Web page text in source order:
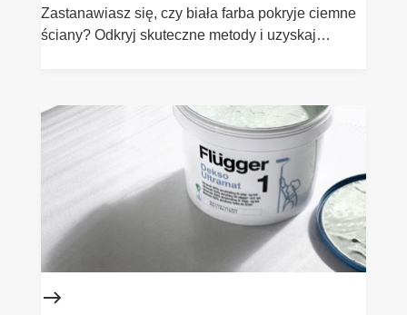
Zastanawiasz się, czy biała farba pokryje ciemne
ściany? Odkryj skuteczne metody i uzyskaj